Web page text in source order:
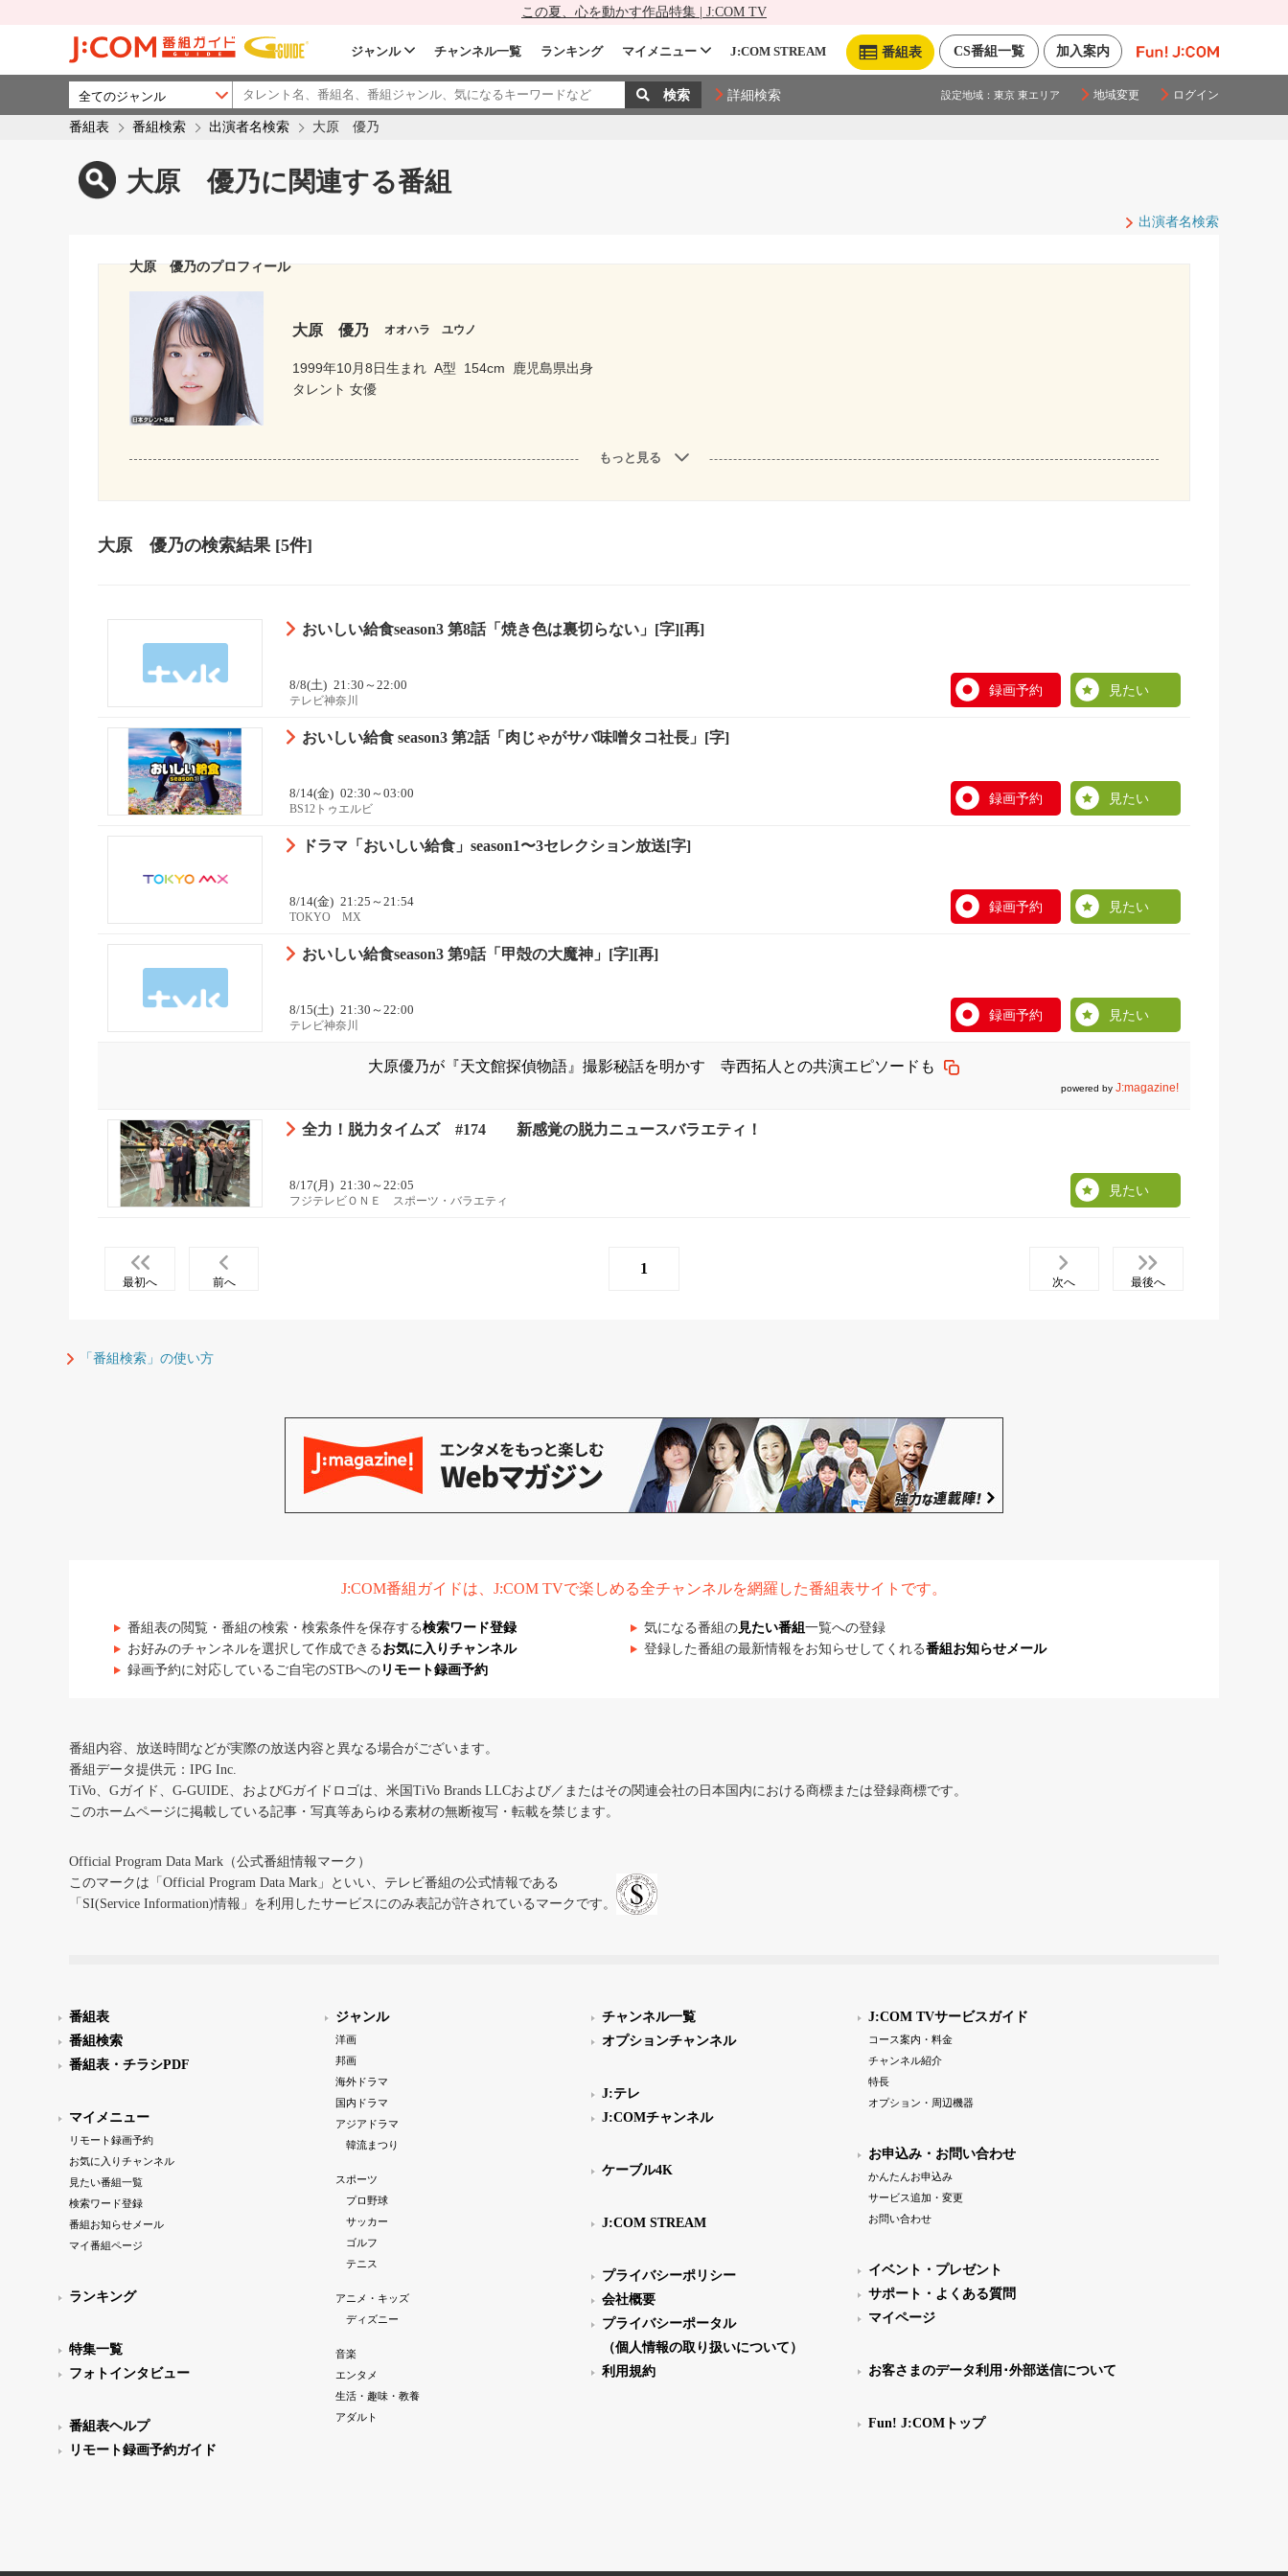
この夏、心を動かす作品特集 | J:COM TV
加入案内
CS番組一覧
番組表
ジャンル チャンネル一覧 ランキング マイメニュー J:COM STREAM
詳細検索 設定地域： 東京 東エリア 地域変更 ログイン
番組表 番組検索 出演者名検索 大原 優乃
大原 優乃に関連する番組
出演者名検索
大原 優乃のプロフィール
大原 優乃 オオハラ ユウノ
1999年10月8日生まれ A型 154cm
鹿児島県出身
タレント 女優
もっと見る
大原 優乃の検索結果 [5件]
おいしい給食season3 第8話「焼き色は裏切らない」[字][再]
8/8(土) 21:30～22:00
テレビ神奈川
録画予約 見たい
おいしい給食 season3 第2話「肉じゃがサバ味噌タコ社長」[字]
8/14(金) 02:30～03:00
BS12トゥエルビ
録画予約 見たい
ドラマ「おいしい給食」season1〜3セレクション放送[字]
8/14(金) 21:25～21:54
TOKYO MX
録画予約 見たい
おいしい給食season3 第9話「甲殻の大魔神」[字][再]
8/15(土) 21:30～22:00
テレビ神奈川
録画予約 見たい
大原優乃が『天文館探偵物語』撮影秘話を明かす 寺西拓人との共演エピソードも
powered by J:magazine!
全力！脱力タイムズ #174 新感覚の脱力ニュースバラエティ！
8/17(月) 21:30～22:05
フジテレビＯＮＥ スポーツ・バラエティ
見たい
最初へ 前へ
1
次へ 最後へ
「番組検索」の使い方
J:COM番組ガイドは、J:COM TVで楽しめる全チャンネルを網羅した番組表サイトです。
番組表の閲覧・番組の検索・検索条件を保存する検索ワード登録 気になる番組の見たい番組 一覧への登録
お好みのチャンネルを選択して作成できる お気に入りチャンネル 登録した番組の最新情報をお知らせしてくれる番組お知らせメール
録画予約に対応しているご自宅のSTBへの リモート録画予約
番組内容、放送時間などが実際の放送内容と異なる場合がございます。
番組データ提供元：IPG Inc.
TiVo、Gガイド、G-GUIDE、およびGガイドロゴは、米国TiVo Brands LLCおよび／またはその関連会社の日本国内における商標または登録商標です。
このホームページに掲載している記事・写真等あらゆる素材の無断複写・転載を禁じます。
Official Program Data Mark（公式番組情報マーク）
このマークは「Official Program Data Mark」といい、テレビ番組の公式情報である
「SI(Service Information)情報」を利用したサービスにのみ表記が許されているマークです。
番組表
番組検索
番組表・チラシPDF
マイメニュー
リモート録画予約
お気に入りチャンネル
見たい番組一覧
検索ワード登録
番組お知らせメール
マイ番組ページ
ランキング
特集一覧
フォトインタビュー
番組表ヘルプ
リモート録画予約ガイド
ジャンル
洋画
邦画
海外ドラマ
国内ドラマ
アジアドラマ
韓流まつり
スポーツ
プロ野球
サッカー
ゴルフ
テニス
アニメ・キッズ
ディズニー
音楽
エンタメ
生活・趣味・教養
アダルト
チャンネル一覧
オプションチャンネル
J:テレ
J:COMチャンネル
ケーブル4K
J:COM STREAM
プライバシーポリシー
会社概要
プライバシーポータル
（個人情報の取り扱いについて）
利用規約
J:COM TVサービスガイド
コース案内・料金
チャンネル紹介
特長
オプション・周辺機器
お申込み・お問い合わせ
かんたんお申込み
サービス追加・変更
お問い合わせ
イベント・プレゼント
サポート・よくある質問
マイページ
お客さまのデータ利用･外部送信について
Fun! J:COMトップ